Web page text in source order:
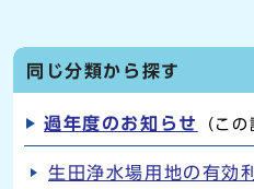
同じ分類から探す
過年度のお知らせ （こ
生田浄水場用地の有効